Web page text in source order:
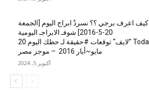
كيف اعرف برجي ؟؟ نسردْ ابراج اليوم [الجمعة
20-5-2016] شوفـ الابراجـ اليومية
Today ”لايف“ توقعات #حقيقة لـ حظك اليوم 20
مايو~أيار 2016 – موجز مصر
أكتوبر 5, 2024